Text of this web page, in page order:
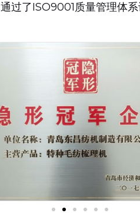
通过了ISO9001质量管理体